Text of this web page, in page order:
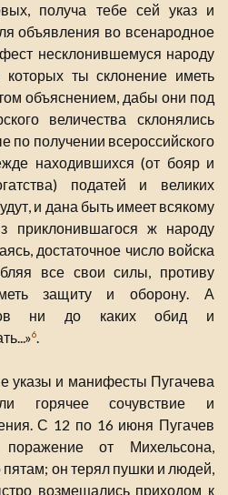
получа тебе сей указ и
объявления во всенародное
несклонившемуся народу
которых ты склонение иметь
объяснением, дабы они под
величества склонялись
по получении всероссийского
находившихся (от бояр и
податей и великих
и дана быть имеет всякому
приклонившагося ж народу
достаточное число войска
все свои силы, противу
защиту и оборону. А
ни до каких обид и
6.
указы и манифесты Пугачева
горячее сочувствие и
С 12 по 16 июня Пугачев
поражение от Михельсона,
он терял пушки и людей,
возмещались приходом к